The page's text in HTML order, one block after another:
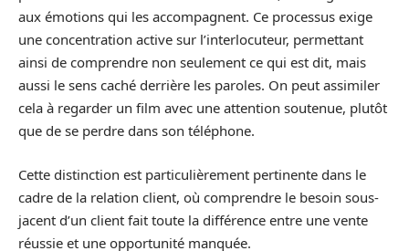
aux émotions qui les accompagnent. Ce processus exige
une concentration active sur l’interlocuteur, permettant
ainsi de comprendre non seulement ce qui est dit, mais
aussi le sens caché derrière les paroles. On peut assimiler
cela à regarder un film avec une attention soutenue, plutôt
que de se perdre dans son téléphone.
Cette distinction est particulièrement pertinente dans le
cadre de la relation client, où comprendre le besoin sous-
jacent d’un client fait toute la différence entre une vente
réussie et une opportunité manquée.